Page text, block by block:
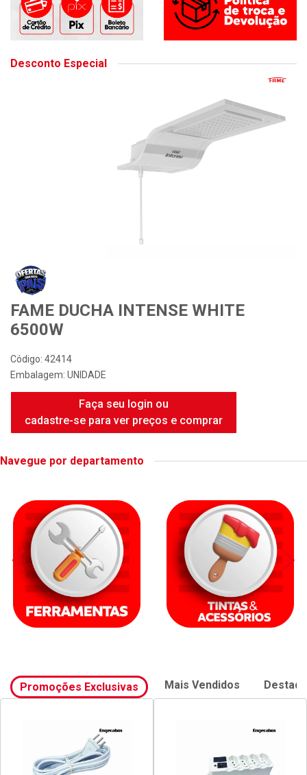
Desconto Especial
FAME DUCHA INTENSE WHITE
6500W
Código: 42414
Embalagem: UNIDADE
Faça seu login ou
cadastre-se para ver preços e comprar
Navegue por departamento
Promoções Exclusivas Mais Vendidos